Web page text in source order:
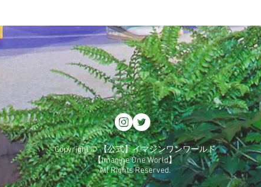
Copyright © 【公式】イマジンワンワールド
【Imagine One World】
All Rights Reserved.